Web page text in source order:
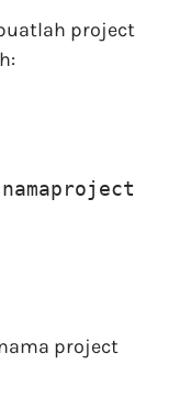
project
project